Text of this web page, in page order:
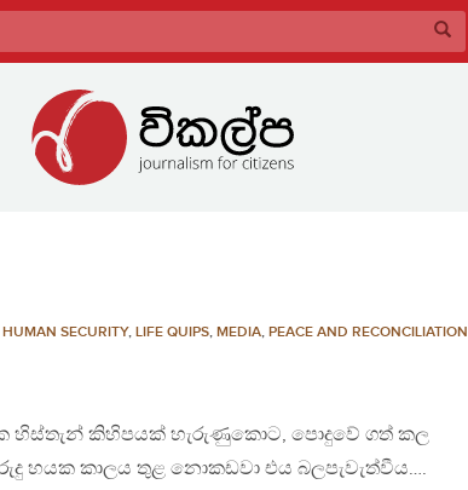
HUMAN SECURITY, LIFE QUIPS, MEDIA, PEACE AND RECONCILIATION
හිස්තැන් කිහිපයක් හැරුණුකොට, පොදුවේ ගත් කල
හයක කාලය තුළ නොකඩවා එය බලපැවැත්වීය….